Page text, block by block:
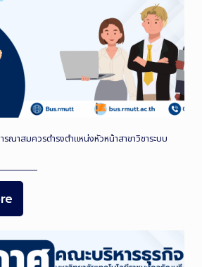
ณาสมควรดำรงตำแหน่งหัวหน้าสาขาวิชาระบบ